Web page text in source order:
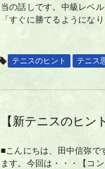
当の話しです。中級レベ
「すぐに勝てるようにな
テニスのヒント テニス
【新テニスのヒン
■こんにちは、田中信弥で
ます。今回は・・・【コ